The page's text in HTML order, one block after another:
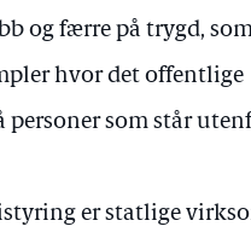
og færre på trygd,
hvor det offentlige
som står
er statlige